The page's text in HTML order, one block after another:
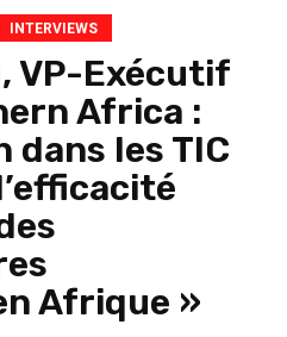
INTERVIEWS
VP-Exécutif
Africa :
dans les TIC
Afrique »